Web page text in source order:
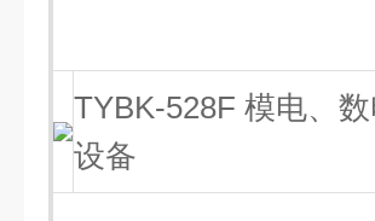
TYBK-528F 模电、
设备